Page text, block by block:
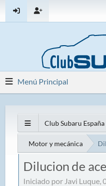
Menú Principal
Club Subaru España
Motor y mecánica
Dilucion de
Iniciado por Javi Luque,